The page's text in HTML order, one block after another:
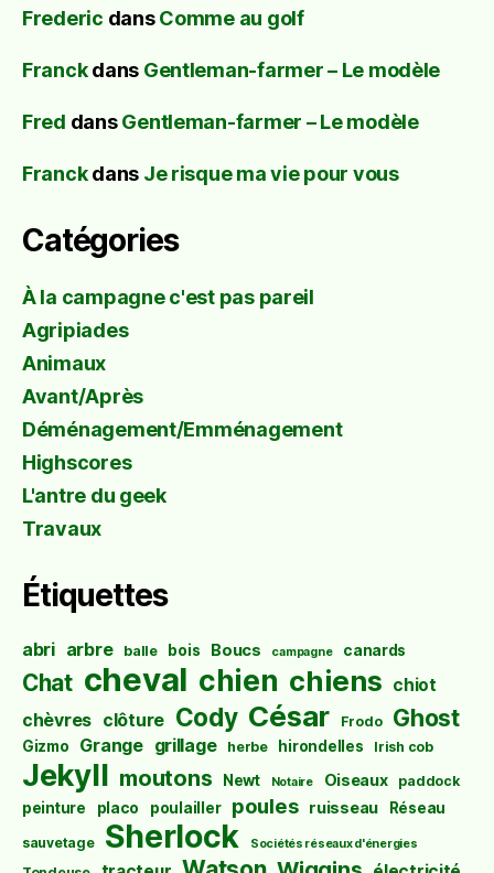
Frederic dansComme au golf
Franckdans Gentleman-farmer – Le modèle
Fred dansGentleman-farmer – Le modèle
Franckdans Je risque ma vie pour vous
Catégories
À la campagne c'est pas pareil
Agripiades
Animaux
Avant/Après
Déménagement/Emménagement
Highscores
L'antre du geek
Travaux
Étiquettes
abri arbre balle bois Boucs campagne canards
Chat cheval chien chiens chiot
chèvres clôture Cody César Frodo Ghost
Gizmo Grange grillage herbe hirondelles Irish cob
Jekyll moutons Newt Notaire Oiseaux paddock
peinture placo poulailler poules ruisseau Réseau
sauvetage Sherlock Sociétés réseaux d'énergies